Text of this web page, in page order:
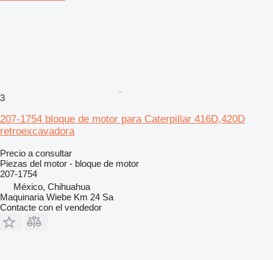
3
207-1754 bloque de motor para Caterpillar 416D,420D
retroexcavadora
Precio a consultar
Piezas del motor - bloque de motor
207-1754
México, Chihuahua
Maquinaria Wiebe Km 24 Sa
Contacte con el vendedor